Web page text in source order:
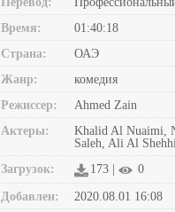
Время:
01:40:18
Страна:
ОАЭ
Жанр:
комедия
Режиссер:
Ahmed Zain
Актеры:
Khalid Al Nuaimi,
Saleh, Ali Al
Загрузок:
173 | 0
Добавлен: 2020.08.01 16:08